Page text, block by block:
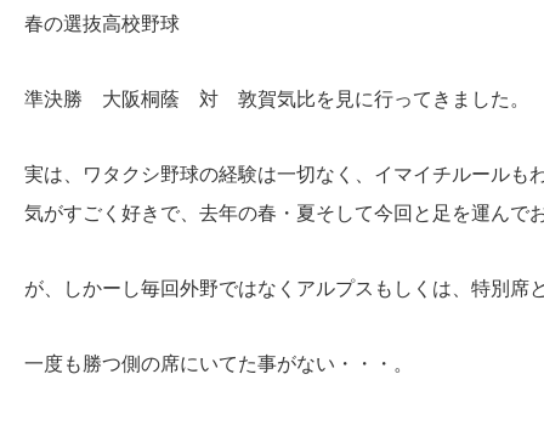
春の選抜高校野球
準決勝 大阪桐蔭 対 敦賀気比を見に行ってきました。
実は、ワタクシ野球の経験は一切なく、イマイチルールも
気がすごく好きで、去年の春・夏そして今回と足を運んで
が、しかーし毎回外野ではなくアルプスもしくは、特別席
一度も勝つ側の席にいてた事がない・・・。